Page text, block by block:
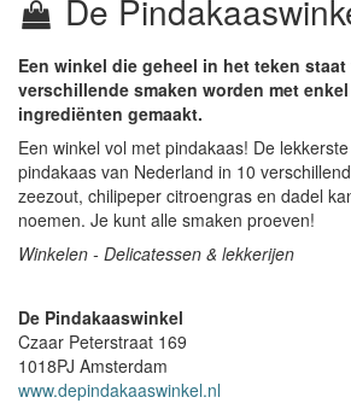
De
Een winkel die geheel in het teken
verschillende smaken worden met
ingrediënten gemaakt.
Een winkel vol met pindakaas! De
pindakaas van Nederland in 10
zeezout, chilipeper citroengras en dadel
noemen. Je kunt alle smaken proeven!
Winkelen - Delicatessen & lekkerijen
De Pindakaaswinkel
Czaar Peterstraat 169
1018PJ Amsterdam
www.depindakaaswinkel.nl